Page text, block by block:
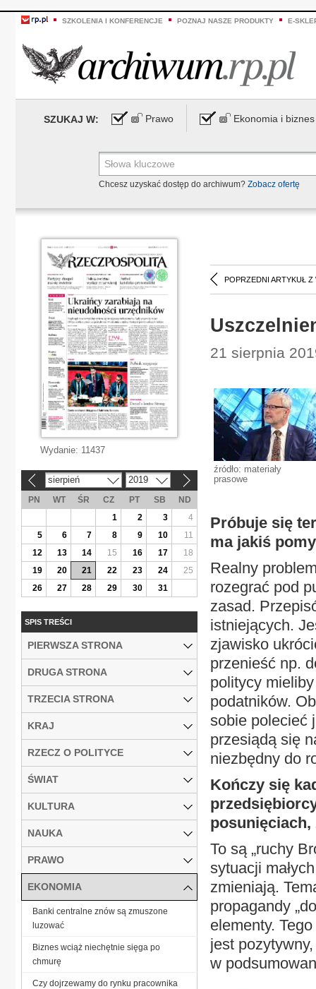
SZKOLENIA I KONFERENCJE POZNAJ NASZE PRODUKTY E-
SZUKAJ W: Prawo Ekonomia i biznes
Chcesz uzyskać dostęp do archiwum? Zobacz ofertę
POPRZEDNI ARTYKUŁ Z
21 sierpnia
źródło: materiały
prasowe
Próbuje się
ma jakiś
Realny
rozegrać pod
zasad.
istniejących.
zjawisko
przenieść np.
politycy
podatników.
sobie polecieć
przesiądą się
niezbędny do
Kończy się
posunięciach,
To są „ruchy
sytuacji
zmieniają.
propagandy
elementy.
jest
w
Wydanie: 11437
sierpień 2019
PN WT ŚR CZ PT SB
ND
1
2 3
4
5
6 7 8 9 10
11
12
13 14 15 16 17
18
19
20 21 22 23 24
25
26
27 28 29 30 31
SPIS TREŚCI
PIERWSZA STRONA
DRUGA STRONA
TRZECIA STRONA
KRAJ
RZECZ O POLITYCE
ŚWIAT
KULTURA
NAUKA
PRAWO
EKONOMIA
Banki centralne znów są zmuszone
luzować
Biznes wciąż niechętnie sięga po
chmurę
Czy dojrzewamy do rynku pracownika